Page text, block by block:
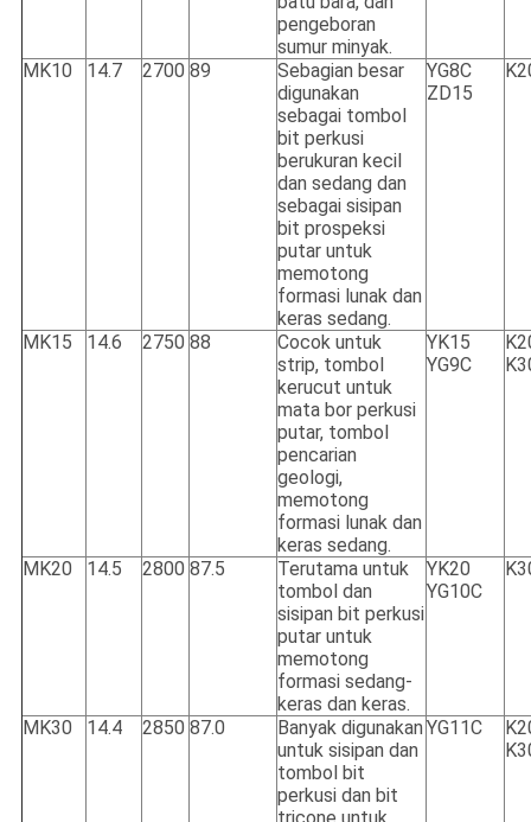
pengeboran
sumur minyak.
MK10
14.7 2700 89
Sebagian besar
digunakan
sebagai tombol
bit perkusi
berukuran kecil
dan sedang dan
sebagai sisipan
bit prospeksi
putar untuk
memotong
formasi lunak dan
keras sedang.
YG8C
ZD15
MK15 14.6 2750 88
Cocok untuk
strip, tombol
kerucut untuk
mata bor perkusi
putar, tombol
pencarian
geologi,
memotong
formasi lunak dan
keras sedang.
YK15
YG9C
MK20 14.5 2800 87.5
Terutama untuk
tombol dan
sisipan bit perkusi
putar untuk
memotong
formasi sedang-
keras dan keras.
YK20
YG10C
MK30 14.4 2850 87.0
Banyak digunakan
untuk sisipan dan
tombol bit
perkusi dan bit
YG11C